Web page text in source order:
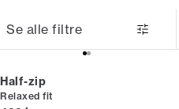
Se alle filtre
Half-zip
Relaxed fit